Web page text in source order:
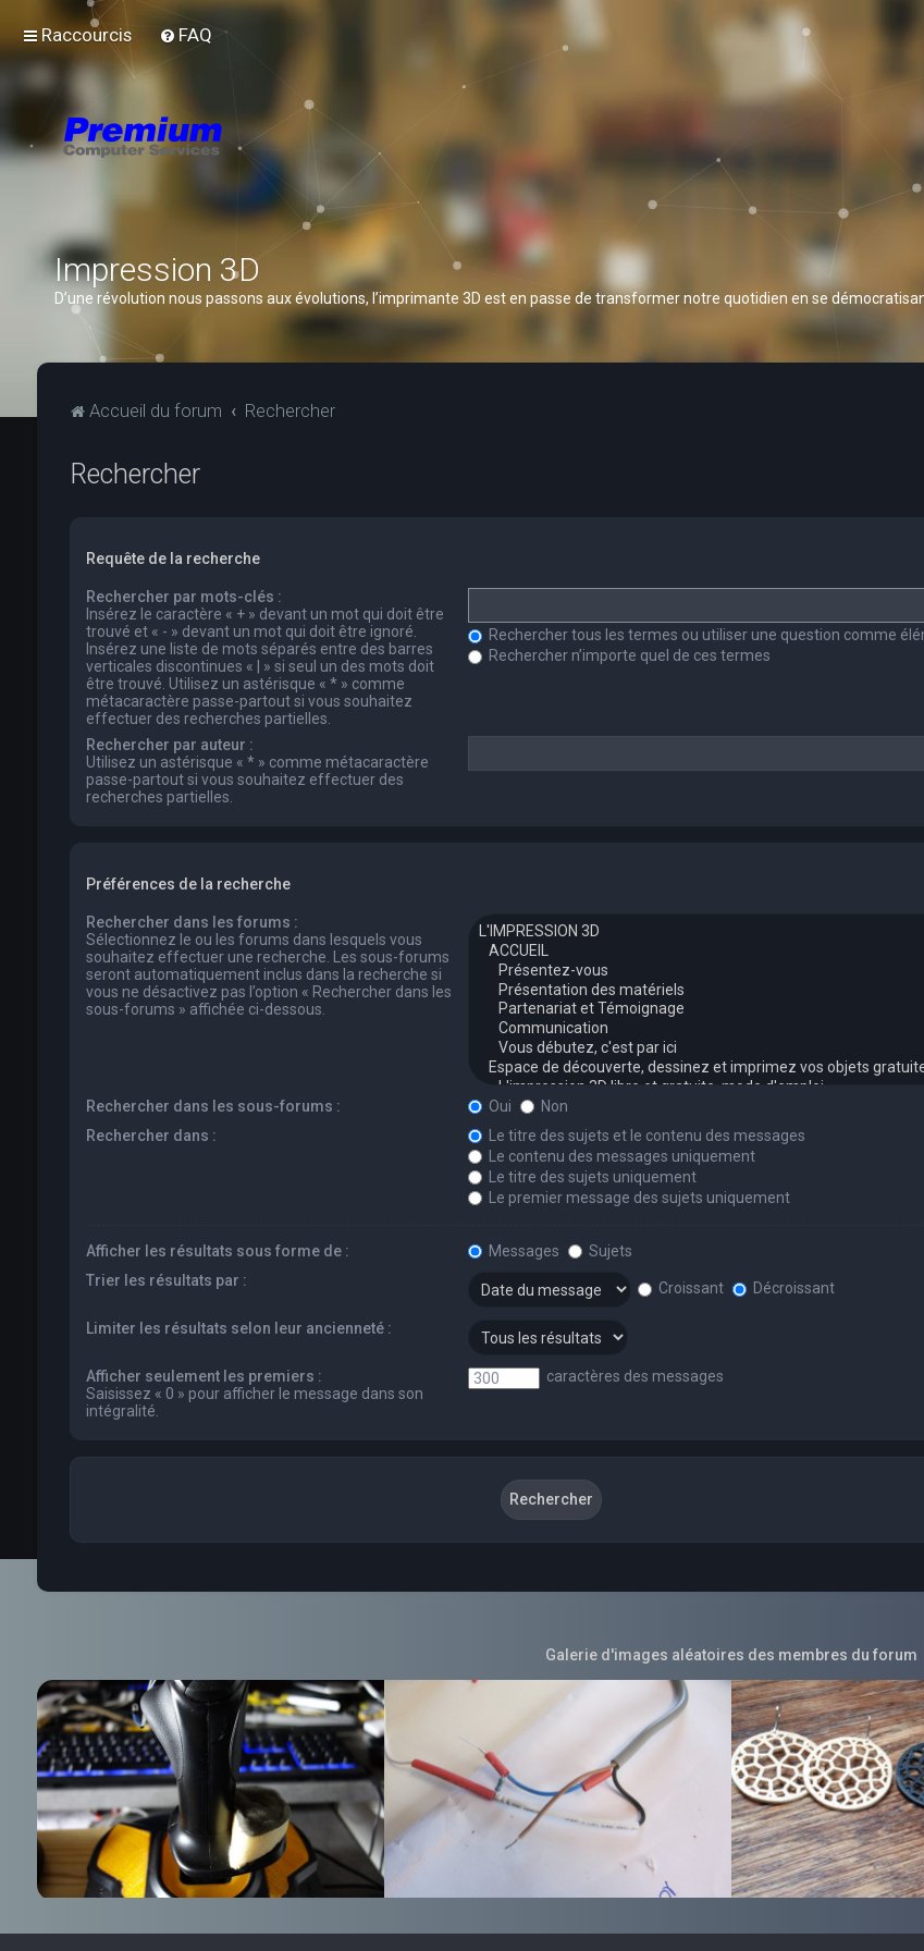
Raccourcis FAQ
Impression 3D
D’une révolution nous passons aux évolutions, l’imprimante 3D est en passe de transformer notre quotidien en se
Accueil du forum Rechercher
Rechercher
Requête de la recherche
Rechercher par mots-clés :
Insérez le caractère « + » devant un mot qui doit être
trouvé et « - » devant un mot qui doit être ignoré.
Insérez une liste de mots séparés entre des barres
verticales discontinues « | » si seul un des mots doit
être trouvé. Utilisez un astérisque « * » comme
métacaractère passe-partout si vous souhaitez
effectuer des recherches partielles.
Rechercher tous les termes ou utiliser une question comme
Rechercher n’importe quel de ces termes
Rechercher par auteur :
Utilisez un astérisque « * » comme métacaractère
passe-partout si vous souhaitez effectuer des
recherches partielles.
Préférences de la recherche
Rechercher dans les forums :
Sélectionnez le ou les forums dans lesquels vous
souhaitez effectuer une recherche. Les sous-forums
seront automatiquement inclus dans la recherche si
vous ne désactivez pas l’option « Rechercher dans les
sous-forums » affichée ci-dessous.
Rechercher dans les sous-forums : Oui
Non
Rechercher dans :
Le titre des sujets et le contenu des messages
Le contenu des messages uniquement
Le titre des sujets uniquement
Le premier message des sujets uniquement
Afficher les résultats sous forme de : Messages
Sujets
Trier les résultats par :
Croissant Décroissant
Limiter les résultats selon leur ancienneté :
Afficher seulement les premiers :
Saisissez « 0 » pour afficher le message dans son
intégralité.
caractères des messages
Galerie d'images aléatoires des membres du forum